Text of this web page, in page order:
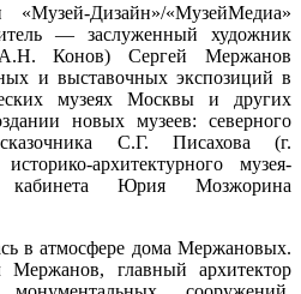
Дизайн»/«МузейМедиа»
— заслуженный художник
Конов) Сергей Мержанов
и выставочных экспозиций в
музеях Москвы и других
новых музеев: северного
С.Г. Писахова (г.
архитектурного музея-
кабинета Юрия Мозжорина
в атмосфере дома Мержановых.
главный архитектор